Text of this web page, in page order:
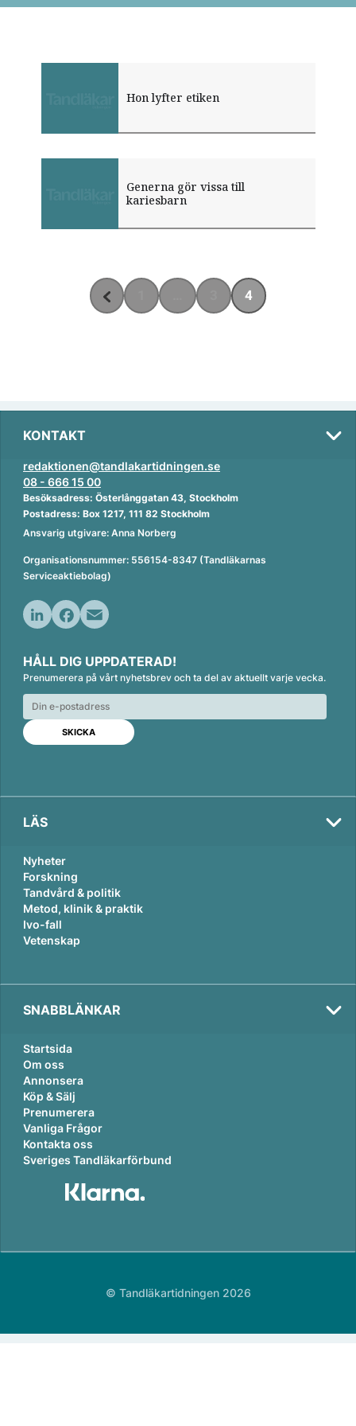
Hon lyfter etiken
Generna gör vissa till
kariesbarn
4
KONTAKT
redaktionen@tandlakartidningen.se
08 - 666 15 00
Besöksadress: Österlånggatan 43, Stockholm
Postadress: Box 1217, 111 82 Stockholm
Ansvarig utgivare: Anna Norberg
Organisationsnummer: 556154-8347 (Tandläkarnas
Serviceaktiebolag)
n
k
e
d
n
c
e
b
o
o
k
a
i
l
HÅLL DIG UPPDATERAD!
Prenumerera på vårt nyhetsbrev och ta del av aktuellt varje vecka.
LÄS
Nyheter
Forskning
Tandvård & politik
Metod, klinik & praktik
Ivo-fall
Vetenskap
SNABBLÄNKAR
Startsida
Om oss
Annonsera
Köp & Sälj
Prenumerera
Vanliga Frågor
Kontakta oss
Sveriges Tandläkarförbund
© Tandläkartidningen 2026